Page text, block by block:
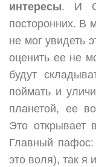
интересы. И
посторонних. В
не мог увидеть
оценить ее не
будут
поймать и
планетой, ее
Это открывает
Главный
это воля), так я